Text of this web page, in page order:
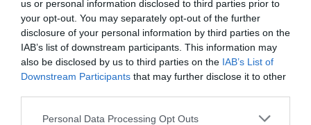
us or personal information disclosed to third parties prior to
your opt-out. You may separately opt-out of the further
disclosure of your personal information by third parties on the
IAB’s list of downstream participants. This information may
also be disclosed by us to third parties on the IAB’s List of
Downstream Participants that may further disclose it to other
Please note that this website/app uses one or more Google
Personal Data Processing Opt Outs